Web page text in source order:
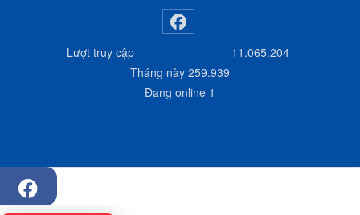
Lượt truy cập
11.065.204
Tháng này 259.939
Đang online 1